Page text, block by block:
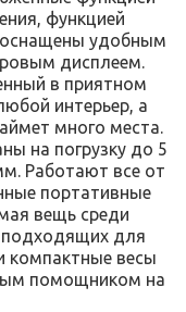
функцией
удобным
дисплеем.
в приятном
интерьер, а
много места.
на погрузку до 5
Работают все от
портативные
вещь среди
подходящих для
компактные весы
помощником на